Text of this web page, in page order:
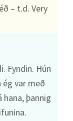
– t.d. Very
Fyndin. Hún
ég var með
þannig